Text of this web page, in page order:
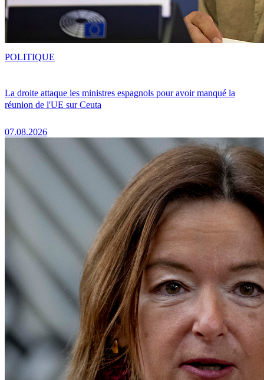
La droite attaque les ministres espagnols pour avoir manqué la
réunion de l'UE sur Ceuta
07.08.2026
POLITIQUE